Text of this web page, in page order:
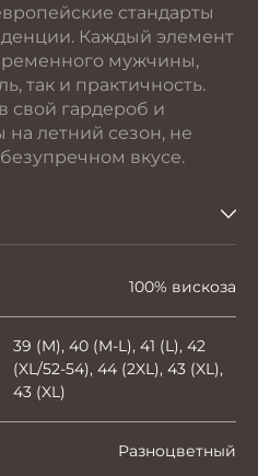
стандарты
Каждый элемент
мужчины,
так и практичность.
свой гардероб и
на летний сезон, не
вкусе.
100% вискоза
39 (M), 40 (M-L), 41 (L), 42
(XL/52-54), 44 (2XL), 43 (XL),
43 (XL)
Разноцветный